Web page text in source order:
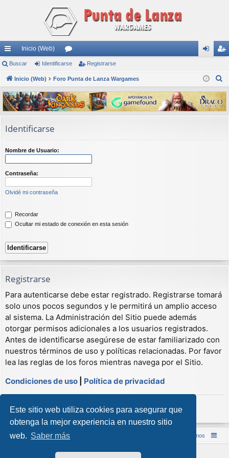
Este sitio web utiliza cookies para asegurar que
obtenga la mejor experiencia en nuestro sitio
web. Saber más
nl
ac
es
rá
pi
s
Inicio (Web)
or
os nti
fic
ar
ist
ra
rs
Buscar Identificarse Registrarse
Inicio (Web) Foro Punta de Lanza Wargames
s
c
Identificarse
Nombre de Usuario:
Contraseña:
Olvidé mi contraseña
Recordar
Ocultar mi estado de conexión en esta sesión
Registrarse
Para autenticarse debe estar registrado. Registrarse tomará
solo unos pocos segundos y le permitirá un amplio acceso
al sistema. La Administración del Sitio puede además
otorgar permisos adicionales a los usuarios registrados.
Antes de identificarse asegúrese de estar familiarizado con
nuestros términos de uso y políticas relacionadas. Por favor
lea las reglas de los foros mientras navega por el Sitio.
Condiciones de uso
Política de privacidad
Registrarse
Inicio (Web) Foro Punta de Lanza Wargames Contáctenos
Desarrollado porphpBB® Forum Software © phpBB Limited